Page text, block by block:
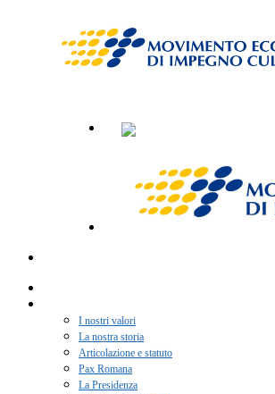
I nostri valori
La nostra storia
Articolazione e statuto
Pax Romana
La Presidenza